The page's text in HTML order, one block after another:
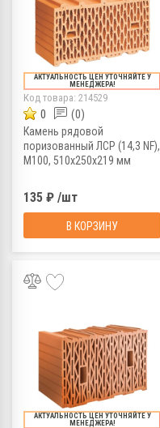
АКТУАЛЬНОСТЬ ЦЕН УТОЧНЯЙТЕ У
МЕНЕДЖЕРА!
Код товара: 214529
0 (0)
Камень рядовой
поризованный ЛСР (14,3 NF),
М100, 510х250х219 мм
135 ₽ /шт
В КОРЗИНУ
АКТУАЛЬНОСТЬ ЦЕН УТОЧНЯЙТЕ У
МЕНЕДЖЕРА!